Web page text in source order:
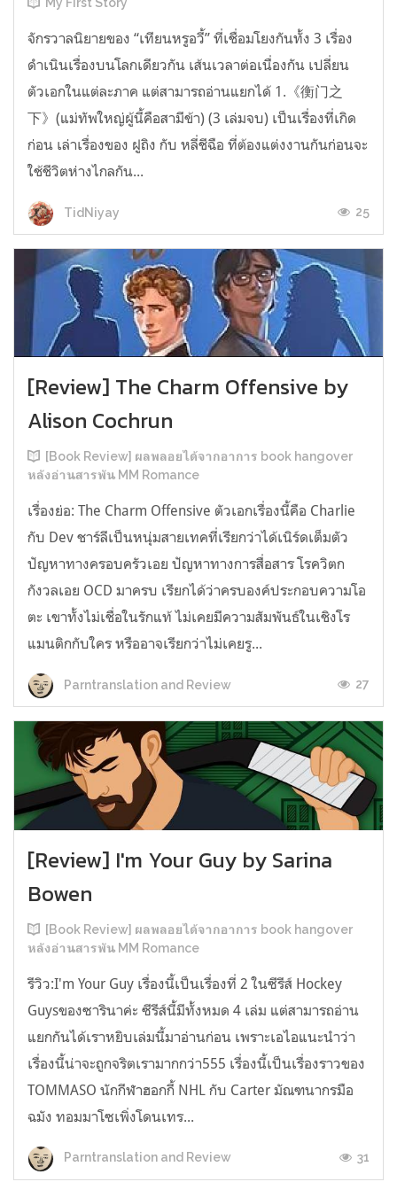
จักรวาลนิยายของ “เทียนหรูอวี้” ที่เชื่อมโยงกันทั้ง 3 เรื่อง
ดำเนินเรื่องบนโลกเดียวกัน เส้นเวลาต่อเนื่องกัน เปลี่ยน
ตัวเอกในแต่ละภาค แต่สามารถอ่านแยกได้ 1.《衡门之
下》(แม่ทัพใหญ่ผู้นี้คือสามีข้า) (3 เล่มจบ) เป็นเรื่องที่เกิด
ก่อน เล่าเรื่องของ ฝูถิง กับ หลี่ชีฉือ ที่ต้องแต่งงานกันก่อนจะ
ใช้ชีวิตห่างไกลกัน...
TidNiyay 25
[Review] The Charm Offensive by
Alison Cochrun
[Book Review] ผลพลอยได้จากอาการ book hangover
หลังอ่านสารพัน MM Romance
เรื่องย่อ: The Charm Offensive ตัวเอกเรื่องนี้คือ Charlie
กับ Dev ชาร์ลีเป็นหนุ่มสายเทคที่เรียกว่าได้เนิร์ดเต็มตัว
ปัญหาทางครอบครัวเอย ปัญหาทางการสื่อสาร โรควิตก
กังวลเอย OCD มาครบ เรียกได้ว่าครบองค์ประกอบความโอ
ตะ เขาทั้งไม่เชื่อในรักแท้ ไม่เคยมีความสัมพันธ์ในเชิงโร
แมนติกกับใคร หรืออาจเรียกว่าไม่เคยรู...
Parntranslation and Review 27
[Review] I'm Your Guy by Sarina
Bowen
[Book Review] ผลพลอยได้จากอาการ book hangover
หลังอ่านสารพัน MM Romance
รีวิว:I'm Your Guy เรื่องนี้เป็นเรื่องที่ 2 ในซีรีส์ Hockey
Guysของซารินาค่ะ ซีรีส์นี้มีทั้งหมด 4 เล่ม แต่สามารถอ่าน
แยกกันได้เราหยิบเล่มนี้มาอ่านก่อน เพราะเอไอแนะนำว่า
เรื่องนี้น่าจะถูกจริตเรามากกว่า555 เรื่องนี้เป็นเรื่องราวของ
TOMMASO นักกีฬาฮอกกี้ NHL กับ Carter มัณฑนากรมือ
ฉมัง ทอมมาโซเพิ่งโดนเทร...
Parntranslation and Review 31